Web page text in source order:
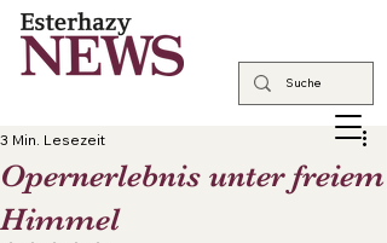
Opernerlebnis unter freiem
Himmel
3 Min. Lesezeit